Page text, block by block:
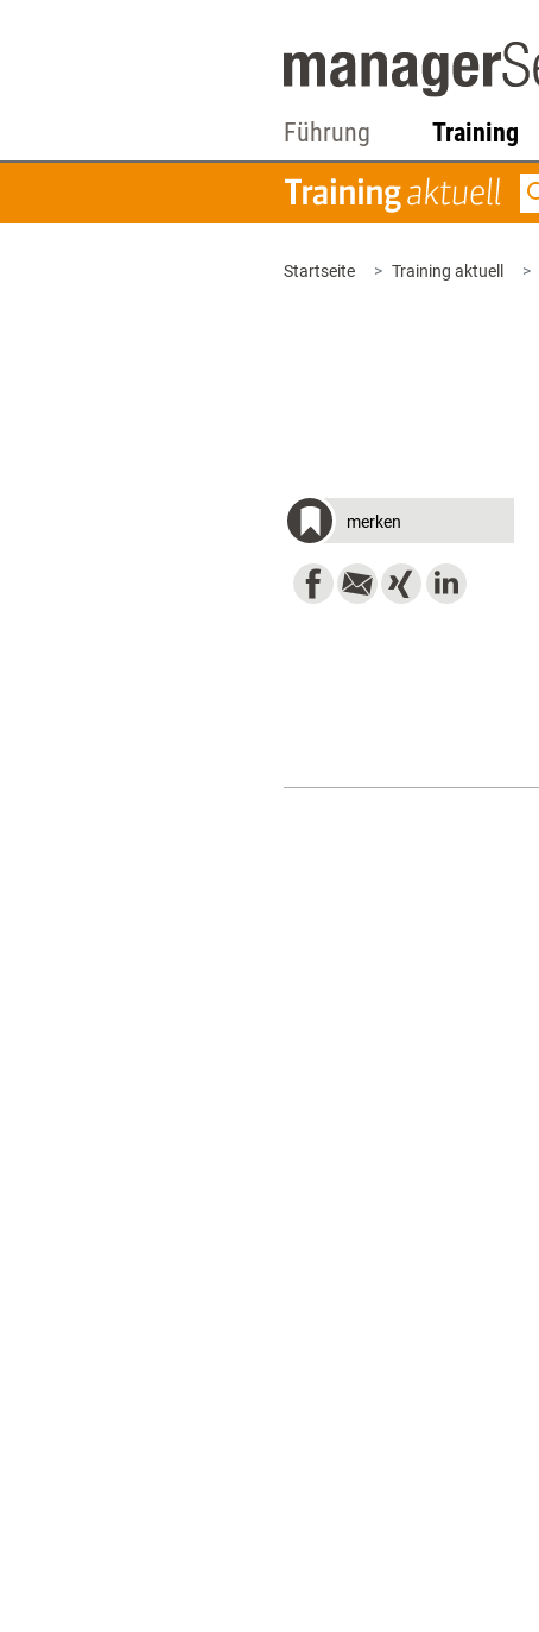
Führung Training
Startseite Training aktuell
merken